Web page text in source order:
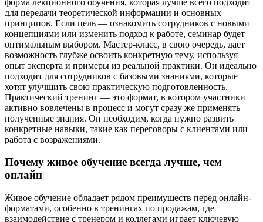
для передачи теоретической информации и основных
принципов. Если цель — ознакомить сотрудников с новыми
концепциями или изменить подход к работе, семинар будет
оптимальным выбором. Мастер-класс, в свою очередь, дает
возможность глубже освоить конкретную тему, используя
опыт эксперта и примеры из реальной практики. Он идеально
подходит для сотрудников с базовыми знаниями, которые
хотят улучшить свою практическую подготовленность.
Практический тренинг — это формат, в котором участники
активно вовлечены в процесс и могут сразу же применять
полученные знания. Он необходим, когда нужно развить
конкретные навыки, такие как переговоры с клиентами или
работа с возражениями.
Почему живое обучение всегда лучше, чем
онлайн
Живое обучение обладает рядом преимуществ перед онлайн-
форматами, особенно в тренингах по продажам, где
взаимодействие с тренером и коллегами играет ключевую